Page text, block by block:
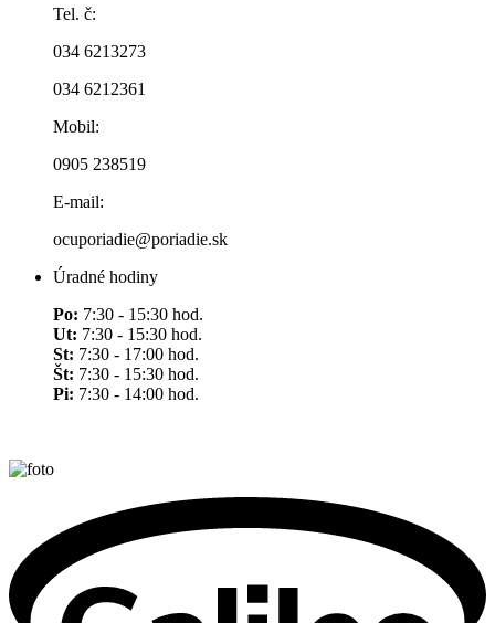
Tel. č:
034 6213273
034 6212361
Mobil:
0905 238519
E-mail:
ocuporiadie@poriadie.sk
Úradné hodiny
Po: 7:30 - 15:30 hod.
Ut: 7:30 - 15:30 hod.
St: 7:30 - 17:00 hod.
Št: 7:30 - 15:30 hod.
Pi: 7:30 - 14:00 hod.